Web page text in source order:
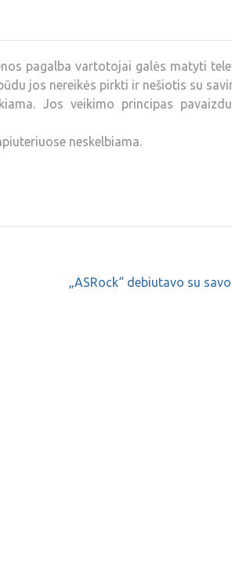
pagalba vartotojai galės matyti
jos nereikės pirkti ir nešiotis su
Jos veikimo principas
neskelbiama.
„ASRock“ debiutavo su